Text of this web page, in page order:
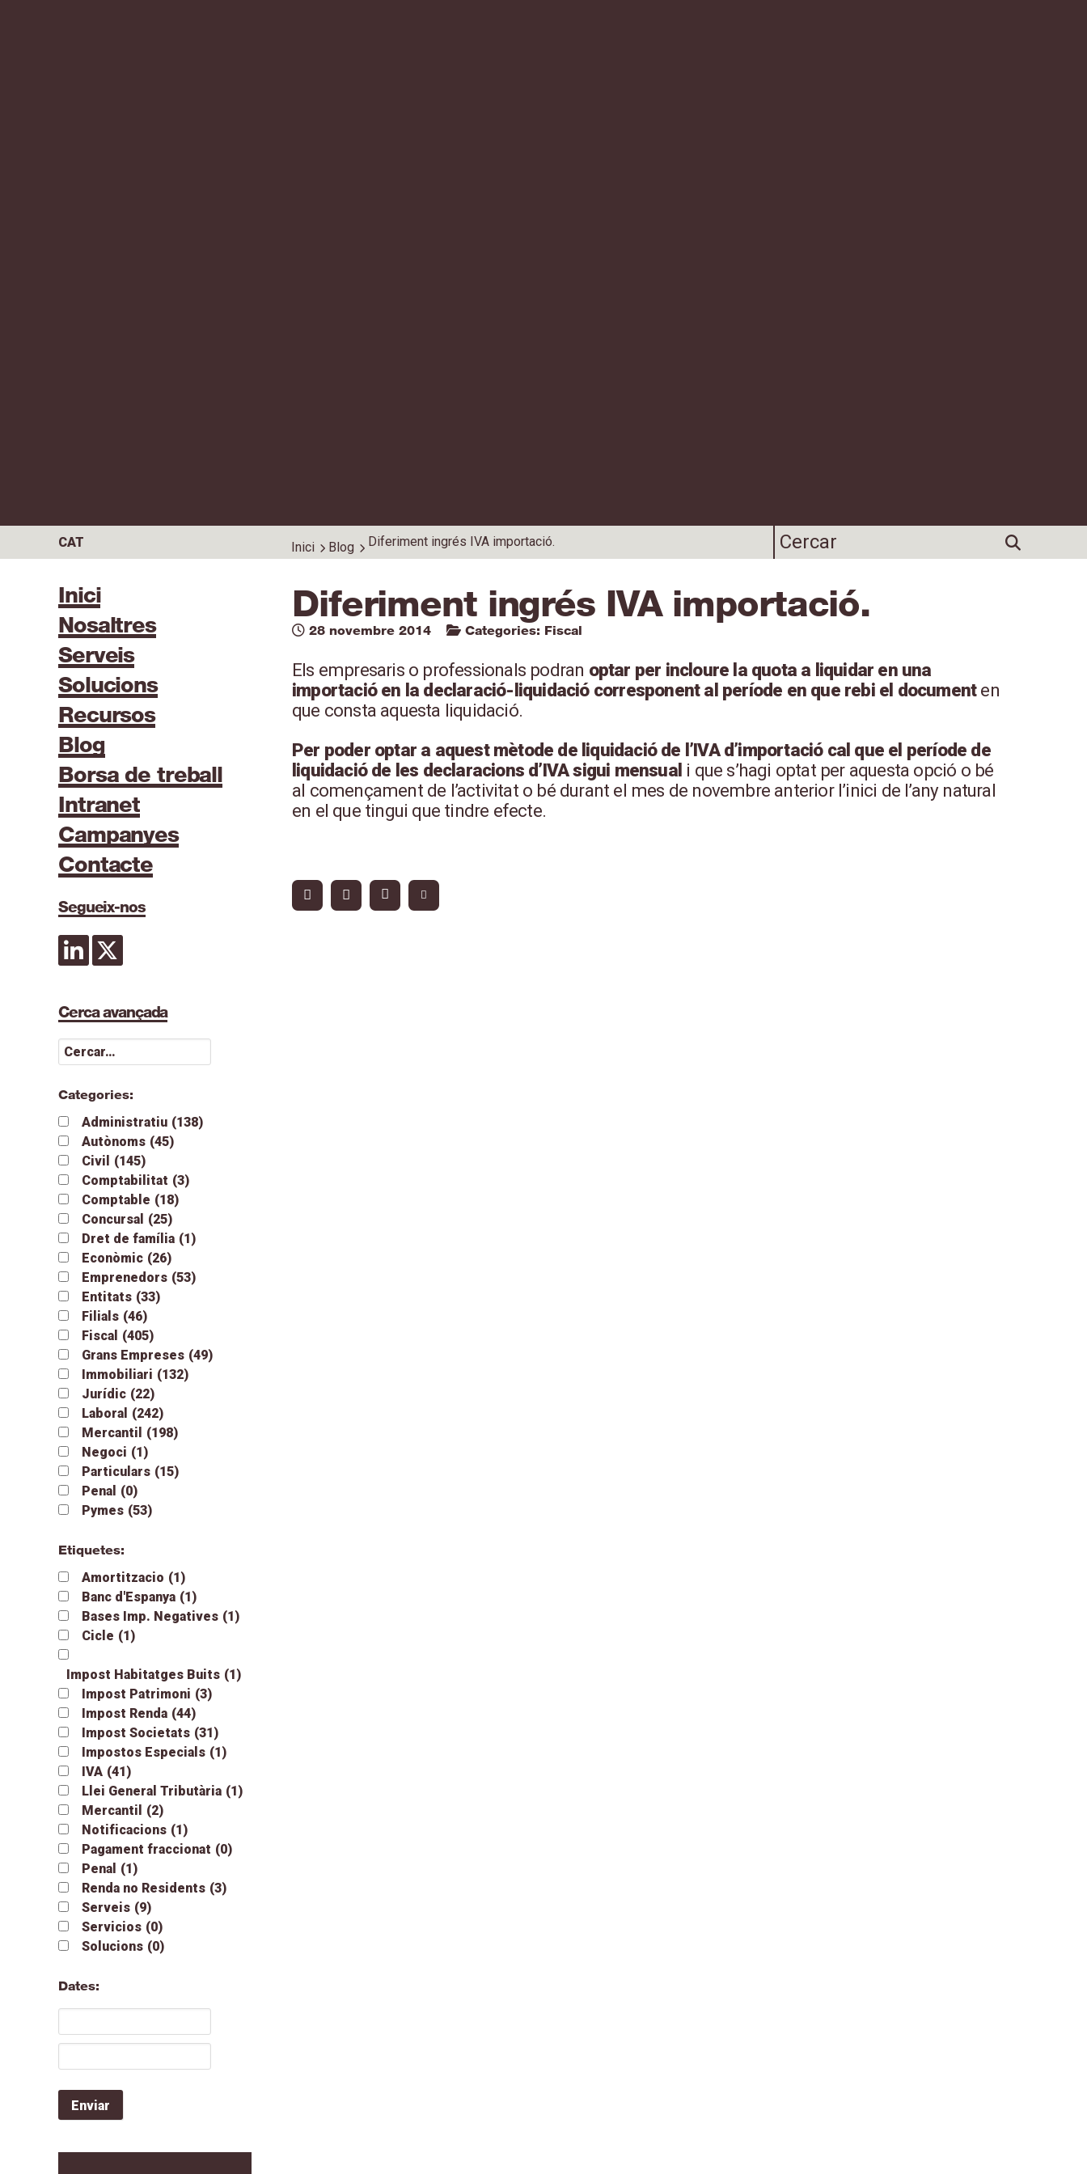
CAT Inici Blog Diferiment ingrés IVA importació.
Inici
Nosaltres
Serveis
Solucions
Recursos
Blog
Borsa de treball
Intranet
Campanyes
Contacte
Segueix-nos
Cerca avançada
Categories:
Administratiu (138)
Autònoms (45)
Civil
(145)
Comptabilitat (3)
Comptable (18)
Concursal (25)
Dret de família (1)
Econòmic (26)
Emprenedors (53)
Entitats (33)
Filials (46)
Fiscal (405)
Grans Empreses (49)
Immobiliari (132)
Jurídic (22)
Laboral (242)
Mercantil
(198)
Negoci (1)
Particulars (15)
Penal (0)
Pymes (53)
Etiquetes:
Amortitzacio (1)
Banc d'Espanya (1)
Bases Imp. Negatives (1)
Cicle (1)
Impost Habitatges Buits (1)
Impost Patrimoni (3)
Impost Renda (44)
Impost Societats (31)
Impostos Especials (1)
IVA (41)
Llei General Tributària (1)
Mercantil
(2)
Notificacions (1)
Pagament fraccionat (0)
Penal (1)
Renda no Residents (3)
Serveis (9)
Servicios (0)
Solucions (0)
Dates:
Diferiment ingrés IVA importació.
28 novembre 2014 Categories: Fiscal
Els empresaris o professionals podran optar per incloure la quota a liquidar en una
importació en la declaració-liquidació corresponent al període en que rebi el documenten
que consta aquesta liquidació.
Per poder optar a aquest mètode de liquidació de l’IVA d’importació cal que el període de
liquidació de les declaracions d’IVA sigui mensual i que s’hagi optat per aquesta opció o bé
al començament de l’activitat o bé durant el mes de novembre anterior l’inici de l’any natural
en el que tingui que tindre efecte.